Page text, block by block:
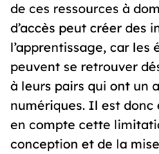
de ces ressources à
d’accès peut créer des
l’apprentissage, car les
peuvent se retrouver
à leurs pairs qui ont un
numériques. Il est donc
en compte cette
conception et de la